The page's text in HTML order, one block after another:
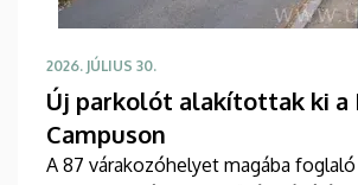
2026. JÚLIUS 30.
Új parkolót alakítottak ki a
Campuson
A 87 várakozóhelyet magába